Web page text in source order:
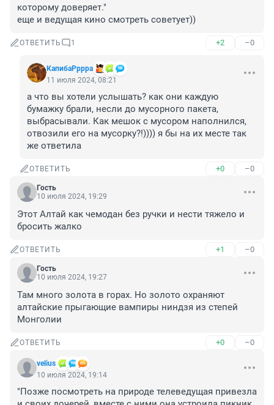
которому доверяет."
еще и ведущая кино смотреть советует))
ОТВЕТИТЬ 1 +2 –0
КапибаРррра
11 июля 2024, 08:21
а что вы хотели услышать? как они каждую
бумажку брали, несли до мусорного пакета,
выбрасывали. Как мешок с мусором наполнился,
отвозили его на мусорку?!)))) я бы на их месте так
же ответила
ОТВЕТИТЬ +0 –0
Гость
10 июля 2024, 19:29
Этот Алтай как чемодан без ручки и нести тяжело и
бросить жалко
ОТВЕТИТЬ +1 –0
Гость
10 июля 2024, 19:27
Там много золота в горах. Но золото охраняют
алтайские прыгающие вампиры ниндзя из степей
Монголии
ОТВЕТИТЬ +0 –0
velius
10 июля 2024, 19:14
"Позже посмотреть на природе телеведущая привезла